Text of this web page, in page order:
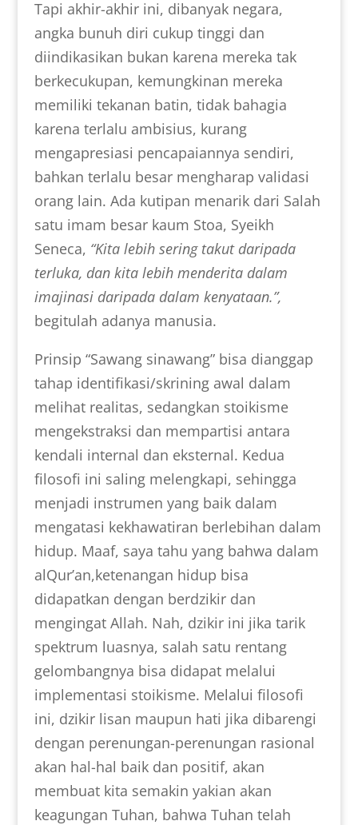
Tapi akhir-akhir ini, dibanyak negara,
angka bunuh diri cukup tinggi dan
diindikasikan bukan karena mereka tak
berkecukupan, kemungkinan mereka
memiliki tekanan batin, tidak bahagia
karena terlalu ambisius, kurang
mengapresiasi pencapaiannya sendiri,
bahkan terlalu besar mengharap validasi
orang lain. Ada kutipan menarik dari Salah
satu imam besar kaum Stoa, Syeikh
Seneca, “Kita lebih sering takut daripada
terluka, dan kita lebih menderita dalam
imajinasi daripada dalam kenyataan.”,
begitulah adanya manusia.
Prinsip “Sawang sinawang” bisa dianggap
tahap identifikasi/skrining awal dalam
melihat realitas, sedangkan stoikisme
mengekstraksi dan mempartisi antara
kendali internal dan eksternal. Kedua
filosofi ini saling melengkapi, sehingga
menjadi instrumen yang baik dalam
mengatasi kekhawatiran berlebihan dalam
hidup. Maaf, saya tahu yang bahwa dalam
alQur’an,ketenangan hidup bisa
didapatkan dengan berdzikir dan
mengingat Allah. Nah, dzikir ini jika tarik
spektrum luasnya, salah satu rentang
gelombangnya bisa didapat melalui
implementasi stoikisme. Melalui filosofi
ini, dzikir lisan maupun hati jika dibarengi
dengan perenungan-perenungan rasional
akan hal-hal baik dan positif, akan
membuat kita semakin yakian akan
keagungan Tuhan, bahwa Tuhan telah